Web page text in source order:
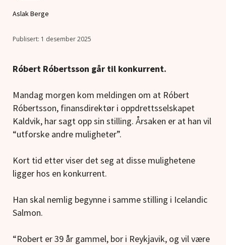
Aslak Berge
1 desember 2025
Róbert Róbertsson går til konkurrent.
Mandag morgen kom meldingen om at Róbert
Róbertsson, finansdirektør i oppdrettsselskapet
Kaldvik, har sagt opp sin stilling. Årsaken er at han vil
“utforske andre muligheter”.
Kort tid etter viser det seg at disse mulighetene
ligger hos en konkurrent.
Han skal nemlig begynne i samme stilling i Icelandic
Salmon.
“Robert er 39 år gammel, bor i Reykjavik, og vil være